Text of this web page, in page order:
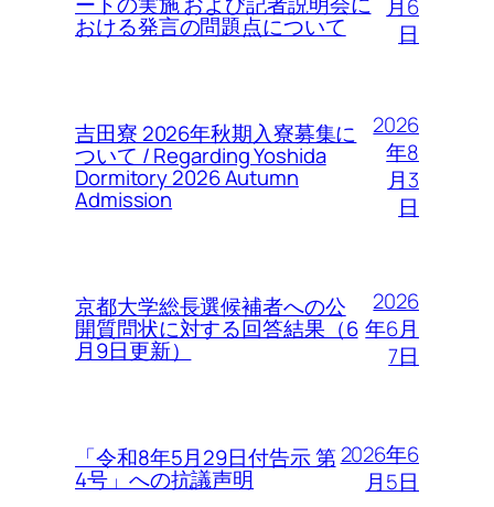
おける発言の問題点について
月6
日
吉田寮 2026年秋期入寮募集に
ついて / Regarding Yoshida
Dormitory 2026 Autumn
Admission
2026
年8
月3
日
京都大学総長選候補者への公
開質問状に対する回答結果（6
月9日更新）
2026
年6月
7日
「令和8年5月29日付告示 第
4号」への抗議声明
2026年6
月5日